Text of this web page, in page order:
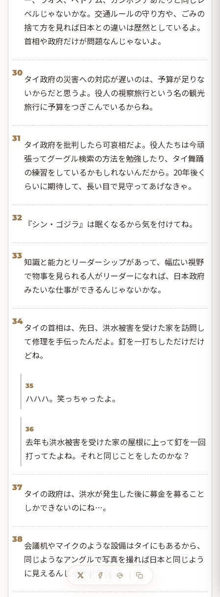
ベルじゃないかな。交通ルールの守り方や、ごみの
捨て方を見れば日本との違いは歴然としているよ。
首相や政府だけが問題なんじゃないよ。
30
タイ政府の災害への対応が遅いのは、予算が足りな
いからだと思うよ。役人の視察旅行という名の観光
旅行に予算をつぎこんでいるからね。
31
タイ政府を批判したら可哀相だよ。役人たちは今頑
張ってグーグル検索の方法を勉強したり、タイ舞踊
の練習をしているかもしれないんだから。20年後く
らいに期待して、長い目で見守ってあげなきゃ。
32
『シン・ゴジラ』は眠くなるから気を付けてね。
33
知識と能力とリーダーシップがあって、幅広い視野
で物事を見られる人がリーダーになれば、日本政府
みたいな仕事ができるんじゃないかな。
34
タイの首相は、先日、洪水被害を受けた家を訪問し
て修理を手伝ったんだよ。釘を一打ちしただけだけ
どね。
35
ハハハ。笑っちゃったよ。
36
去年も洪水被害を受けた家の屋根に上って釘を一回
打ってたよね。それと同じことをしたのかな？
37
タイの政府は、洪水が発生した後に募金を募ること
しかできないのにね…。
38
会議机やマイクのような設備はタイにもあるから、
同じようなアングルで写真を撮れば日本と同じよう
に見えるんじゃないかな。